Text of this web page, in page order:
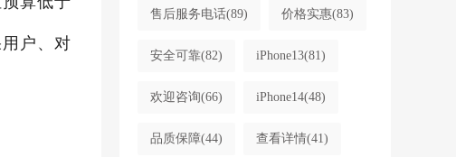
户、对
售后服务电话(89) 价格实惠(83)
安全可靠(82) iPhone13(81)
欢迎咨询(66) iPhone14(48)
品质保障(44) 查看详情(41)